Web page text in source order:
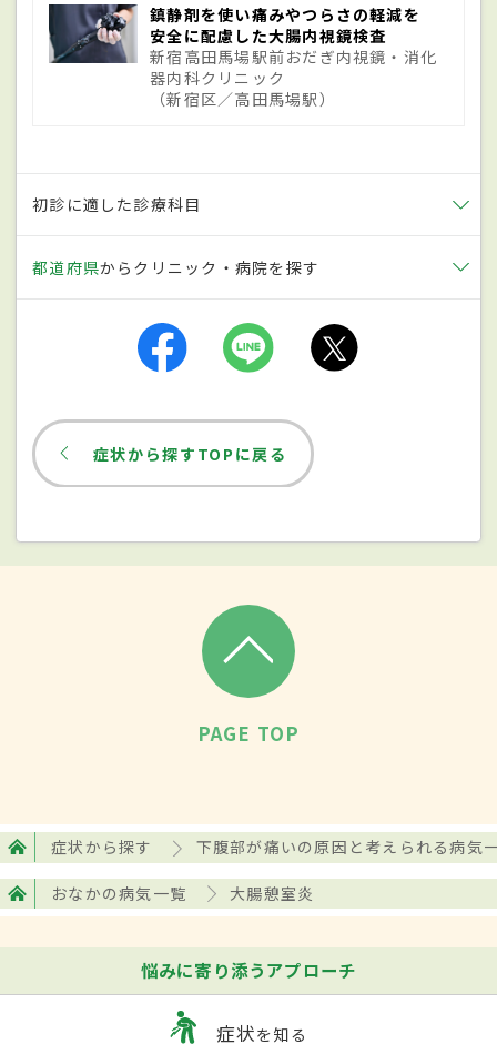
弱い部分が押し出されてしまい憩室ができ
るといわれている。アメリカでは、60歳以
下の50％、80歳以上ではほぼ全員に大腸憩
が増えている。
症状
下腹部の痛みや下痢、便秘が特徴で、軽い
発熱も見られる。右側の下腹部が痛む場合
ため、注意が必要。悪化すると大腸憩室が
破裂し、小腸や子宮、膀胱など他の臓器と
特に大腸と膀胱の間に穴ができるケースが
を引き起こす。また、大腸憩
室の動脈が破れて大量出血が起こることも
ある。さらに、おなかの内側を覆っている
腹膜に炎症を起こすこともあり（
命に関わる重大な症状につながる。
検査・診断
血液検査で体の炎症反応やその程度を確認
し、CT検査や超音波（エコー）検査で大腸
のどの辺りで炎症が起きているかや、虫垂
鎮静剤を使い痛みやつらさの軽減を
安全に配慮した大腸内視鏡検査
新宿高田馬場駅前おだぎ内視鏡・消化
器内科クリニック
（新宿区／高田馬場駅）
初診に適した診療科目
都道府県からクリニック・病院を探す
症状から探すTOPに戻る
PAGE TOP
症状から探す 下腹部が痛いの原因と考えられる病気
おなかの病気一覧 大腸憩室炎
悩みに寄り添うアプローチ
症状を知る